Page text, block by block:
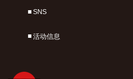
SNS
活动信息